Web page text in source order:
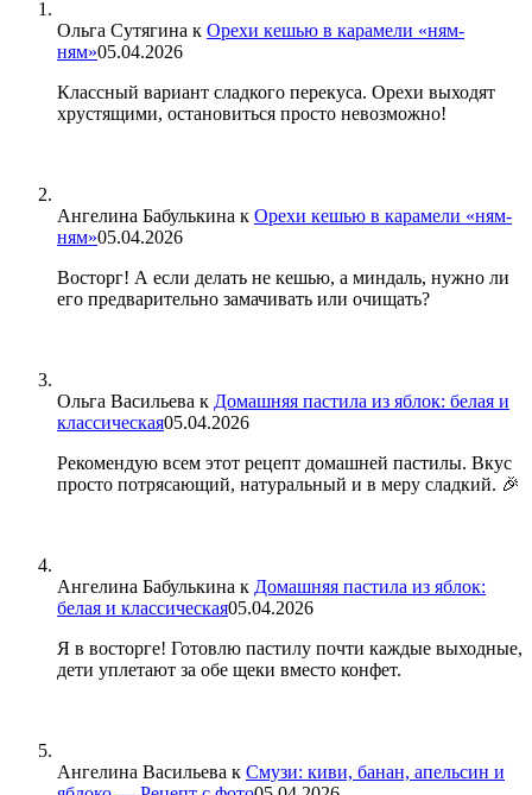
Ольга Сутягина к Орехи кешью в карамели «ням-
ням»05.04.2026
Классный вариант сладкого перекуса. Орехи выходят
хрустящими, остановиться просто невозможно!
Ангелина Бабулькина к Орехи кешью в карамели «ням-
ням»05.04.2026
Восторг! А если делать не кешью, а миндаль, нужно ли
его предварительно замачивать или очищать?
Ольга Васильева к Домашняя пастила из яблок: белая и
классическая05.04.2026
Рекомендую всем этот рецепт домашней пастилы. Вкус
просто потрясающий, натуральный и в меру сладкий. 🎉
Ангелина Бабулькина к Домашняя пастила из яблок:
белая и классическая05.04.2026
Я в восторге! Готовлю пастилу почти каждые выходные,
дети уплетают за обе щеки вместо конфет.
Ангелина Васильева к Смузи: киви, банан, апельсин и